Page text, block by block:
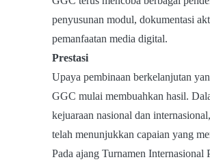
penyusunan modul, dokumentasi
pemanfaatan media digital.
Prestasi
Upaya pembinaan berkelanjutan
GGC mulai membuahkan hasil.
kejuaraan nasional dan
telah menunjukkan capaian yang
Pada ajang Turnamen Internasional